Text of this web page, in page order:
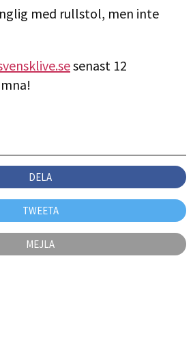
med rullstol, men inte
senast 12
DELA
TWEETA
MEJLA